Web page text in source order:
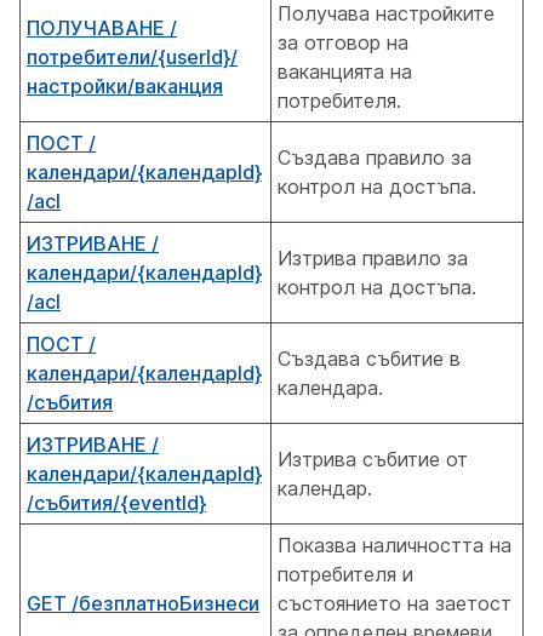
ПОЛУЧАВАНЕ /
потребители/{userId}/
настройки/ваканция
Получава настройките
за отговор на
ваканцията на
потребителя.
ПОСТ /
календари/{календарId}
/acl
Създава правило за
контрол на достъпа.
ИЗТРИВАНЕ /
календари/{календарId}
/acl
Изтрива правило за
контрол на достъпа.
ПОСТ /
календари/{календарId}
/събития
Създава събитие в
календара.
ИЗТРИВАНЕ /
календари/{календарId}
/събития/{eventId}
Изтрива събитие от
календар.
GET /безплатноБизнеси
Показва наличността на
потребителя и
състоянието на заетост